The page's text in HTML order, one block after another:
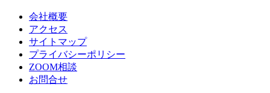
会社概要
アクセス
サイトマップ
プライバシーポリシー
ZOOM相談
お問合せ